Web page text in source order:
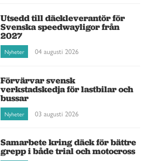
Utsedd till däckleverantör för
Svenska speedwayligor från
2027
Nyheter 04 augusti 2026
Förvärvar svensk
verkstadskedja för lastbilar och
bussar
Nyheter 03 augusti 2026
Samarbete kring däck för bättre
grepp i både trial och motocross